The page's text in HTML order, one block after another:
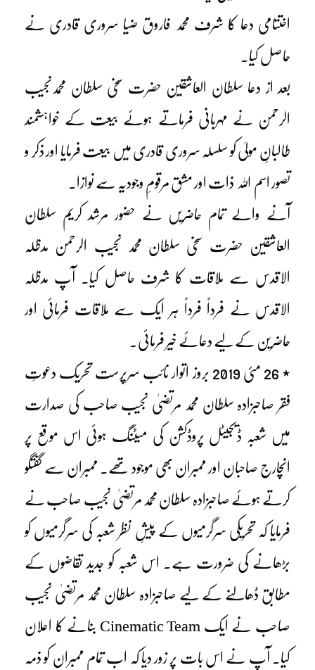
اختتامی دعا کا شرف محمد فاروق ضیا سروری قادری نے
حاصل کیا۔
بعد از دعا سلطان العاشقین حضرت سخی سلطان محمدنجیب
الرحمن نے مہربانی فرماتے ہوئے بیعت کے خواہشمند
طالبانِ مولیٰ کو سلسلہ سروری قادری میں بیعت فرمایا اور ذکر و
تصور اسم اللہ ذات اور مشق مرقومِ وجودیہ سے نوازا۔
آنے والے تمام حاضریں نے حضور مرشد کریم سلطان
العاشقین حضرت سخی سلطان محمد نجیب الرحمن مدظلہ
الاقدس سے ملاقات کا شرف حاصل کیا۔ آپ مدظلہ
الاقدس نے فرداً فرداً ہر ایک سے ملاقات فرمائی اور
حاضرین کے لیے دعائے خیر فرمائی۔
٭ 26 مئی 2019 بروز اتوار نائب سرپرست تحریک دعوتِ
فقر صاحبزادہ سلطان محمد مرتضیٰ نجیب صاحب کی صدارت
میں شعبہ ڈیجیٹل پروڈکشن کی میٹنگ ہوئی اس موقع پر
انچارج صاحبان اور ممبران بھی موجود تھے۔ ممبران سے گفتگو
کرتے ہوئے صاحبزادہ سلطان محمد مرتضیٰ نجیب صاحب نے
فرمایا کہ تحریکی سرگرمیوں کے پیشِ نظر شعبہ کی سرگرمیوں کو
بڑھانے کی ضرورت ہے۔ اس شعبہ کو جدید تقاضوں کے
مطابق ڈھالنے کے لیے صاحبزادہ سلطان محمد مرتضیٰ نجیب
صاحب نے ایک Cinematic Team بنانے کا اعلان
کیا۔ آپ نے اس بات پر زور دیا کہ اب تمام ممبران کو ذمہ